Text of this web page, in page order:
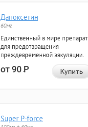
Дапоксетин
60мг
Единственный в мире препарат
для предотвращения
преждевременной эякуляции.
от 90Р Купить
Super P-force